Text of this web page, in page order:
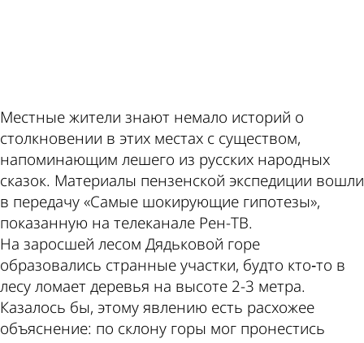
Местные жители знают немало историй о
столкновении в этих местах с существом,
напоминающим лешего из русских народных
сказок. Материалы пензенской экспедиции вошли
в передачу «Самые шокирующие гипотезы»,
показанную на телеканале Рен-ТВ.
На заросшей лесом Дядьковой горе
образовались странные участки, будто кто‑то в
лесу ломает деревья на высоте 2-3 метра.
Казалось бы, этому явлению есть расхожее
объяснение: по склону горы мог пронестись